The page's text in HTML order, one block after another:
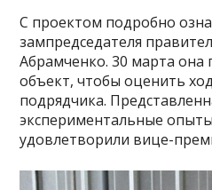
С проектом подробно
зампредседателя
Абрамченко. 30 марта
объект, чтобы оценить
подрядчика.
экспериментальные
удовлетворили вице-